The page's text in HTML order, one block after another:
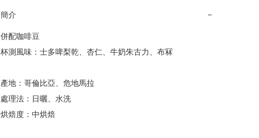
簡介 −
併配咖啡豆
杯測風味：士多啤梨乾、杏仁、牛奶朱古力、布冧
產地：哥倫比亞、危地馬拉
處理法：日曬、水洗
烘焙度：中烘焙